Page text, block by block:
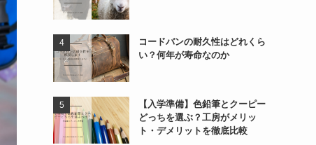
コードバンの耐久性はどれくら
い？何年が寿命なのか
【入学準備】色鉛筆とクーピー
どっちを選ぶ？工房がメリッ
ト・デメリットを徹底比較